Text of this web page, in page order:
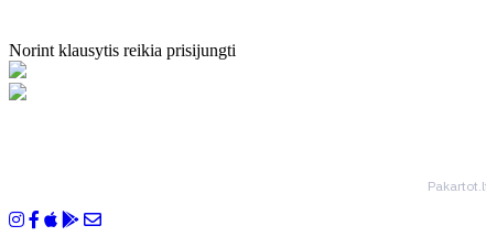
Norint klausytis reikia prisijungti